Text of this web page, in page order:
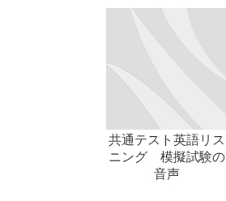
共通テスト英語リス
ニング 模擬試験の
音声